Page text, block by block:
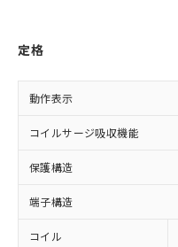
定格
動作表示
コイルサージ吸収機能
保護構造
端子構造
コイル